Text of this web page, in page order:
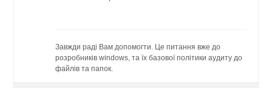
Завжди раді Вам допомогти. Це питання вже до
розробників windows, та їх базової політики аудиту до
файлів та папок.